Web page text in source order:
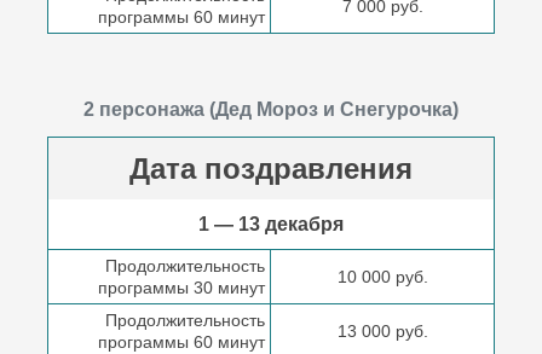
программы 60 минут
7 000 руб.
2 персонажа (Дед Мороз и Снегурочка)
Дата поздравления
1 — 13 декабря
Продолжительность
программы 30 минут
10 000 руб.
Продолжительность
программы 60 минут
13 000 руб.